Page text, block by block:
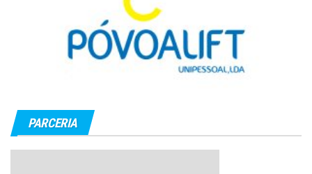
PARCERIA